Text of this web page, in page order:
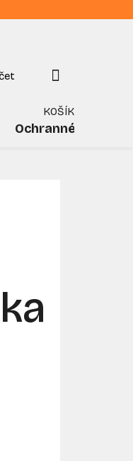
NÁKUPNÝ
KOŠÍK
Ochranné